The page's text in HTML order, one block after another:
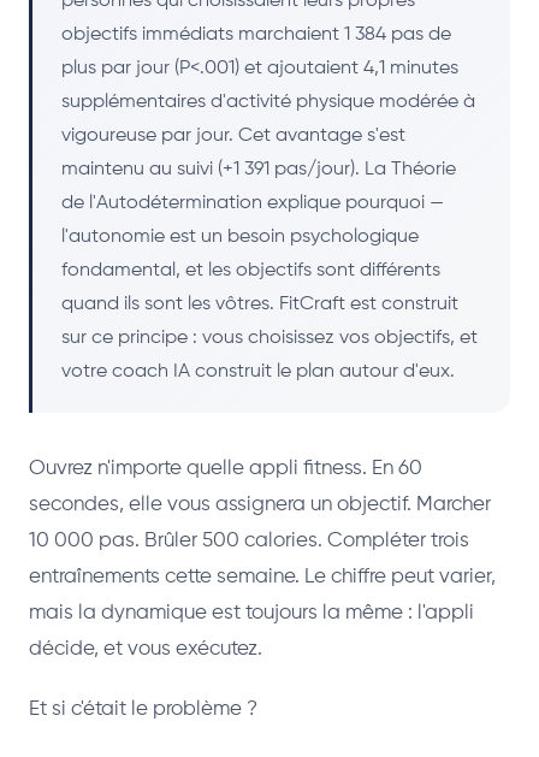
objectifs immédiats marchaient 1 384 pas de
plus par jour (P<.001) et ajoutaient 4,1 minutes
supplémentaires d'activité physique modérée à
vigoureuse par jour. Cet avantage s'est
maintenu au suivi (+1 391 pas/jour). La Théorie
de l'Autodétermination explique pourquoi —
l'autonomie est un besoin psychologique
fondamental, et les objectifs sont différents
quand ils sont les vôtres. FitCraft est construit
sur ce principe : vous choisissez vos objectifs, et
votre coach IA construit le plan autour d'eux.
Ouvrez n'importe quelle appli fitness. En 60
secondes, elle vous assignera un objectif. Marcher
10 000 pas. Brûler 500 calories. Compléter trois
entraînements cette semaine. Le chiffre peut varier,
mais la dynamique est toujours la même : l'appli
décide, et vous exécutez.
Et si c'était le problème ?